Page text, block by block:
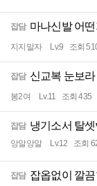
잡담 마나신발 어
지지말자 Lv.9 조회
잡담 신교복 눈보
봉2여 Lv.11 조회 435
잡담 냉기소서 탈
앙알앙알 Lv.12 조회
잡담 잡옵없이 깔